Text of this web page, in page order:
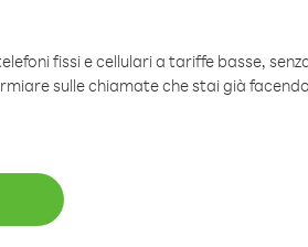
fissi e cellulari a tariffe basse,
sulle chiamate che stai già